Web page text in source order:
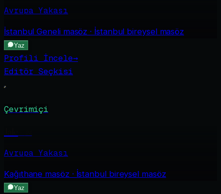
Avrupa Yakası
İstanbul Genelimasöz · İstanbul bireysel masöz
Yaz
Profili İncele→
Editör Seçkisi
Çevrimiçi
Avrupa Yakası
Kağıthane masöz · İstanbul bireysel masöz
Yaz